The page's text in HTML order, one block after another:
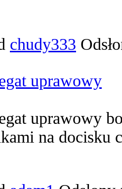
chudy333
uprawowy
uprawowy
na docisku